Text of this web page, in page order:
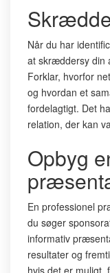
Når du har
at skræddersy din
Forklar, hvorfor
og hvordan et
fordelagtigt. Det
relation, der kan
Opbyg
En professionel
du søger
informativ
resultater og
hvis det er muligt,